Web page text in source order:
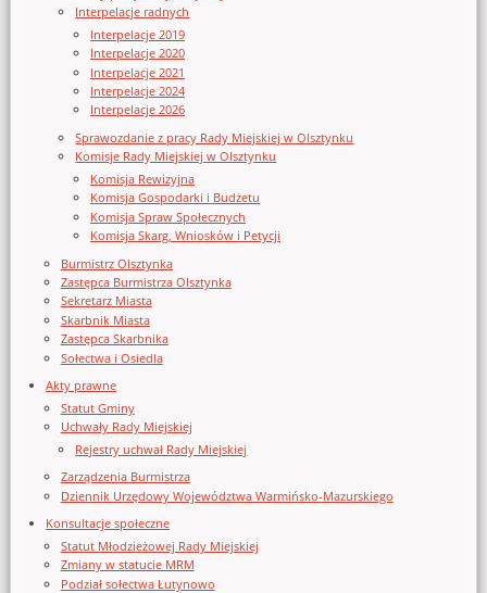
Interpelacje radnych
Interpelacje 2019
Interpelacje 2020
Interpelacje 2021
Interpelacje 2024
Interpelacje 2026
Sprawozdanie z pracy Rady Miejskiej w Olsztynku
Komisje Rady Miejskiej w Olsztynku
Komisja Rewizyjna
Komisja Gospodarki i Budżetu
Komisja Spraw Społecznych
Komisja Skarg, Wniosków i Petycji
Burmistrz Olsztynka
Zastępca Burmistrza Olsztynka
Sekretarz Miasta
Skarbnik Miasta
Zastępca Skarbnika
Sołectwa i Osiedla
Akty prawne
Statut Gminy
Uchwały Rady Miejskiej
Rejestry uchwał Rady Miejskiej
Zarządzenia Burmistrza
Dziennik Urzędowy Województwa Warmińsko-Mazurskiego
Konsultacje społeczne
Statut Młodzieżowej Rady Miejskiej
Zmiany w statucie MRM
Podział sołectwa Łutynowo